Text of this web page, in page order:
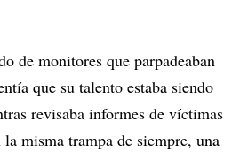
de monitores que parpadeaban
que su talento estaba siendo
revisaba informes de víctimas
misma trampa de siempre, una